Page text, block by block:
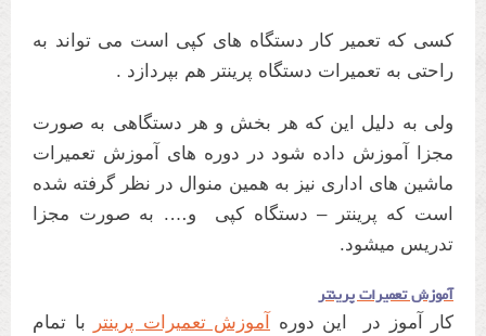
کسی که تعمیر کار دستگاه های کپی است می تواند به
راحتی به تعمیرات دستگاه پرینتر هم بپردازد .
ولی به دلیل این که هر بخش و هر دستگاهی به صورت
مجزا آموزش داده شود در دوره های آموزش تعمیرات
ماشین های اداری نیز به همین منوال در نظر گرفته شده
است که پرینتر – دستگاه کپی و…. به صورت مجزا
تدریس میشود.
آموزش تعمیرات پرینتر
کار آموز در این دوره آموزش تعمیرات پرینتر
با تمام